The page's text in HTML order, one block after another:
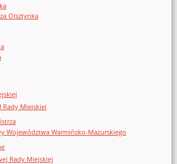
Olsztynka
Rady Miejskiej
Województwa Warmińsko-Mazurskiego
Rady Miejskiej